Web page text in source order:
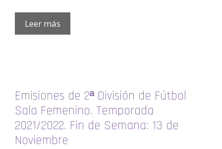
Leer más
Emisiones de 2ª División de Fútbol
Sala Femenino. Temporada
2021/2022. Fin de Semana: 13 de
Noviembre